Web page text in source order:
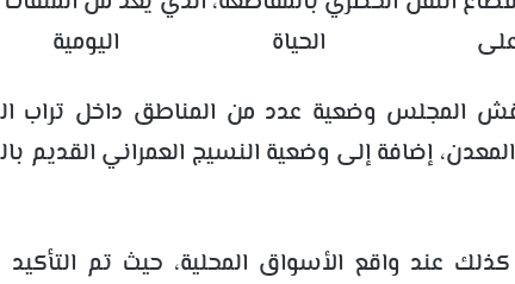
الحياة اليومية
المجلس وضعية عدد من المناطق داخل تراب
إضافة إلى وضعية النسيج العمراني القديم
عند واقع الأسواق المحلية، حيث تم التأكيد